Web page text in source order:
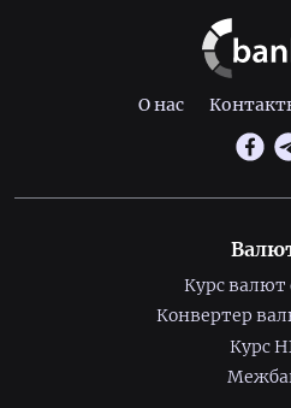
О нас
Курс валют
Конвертер
Курс